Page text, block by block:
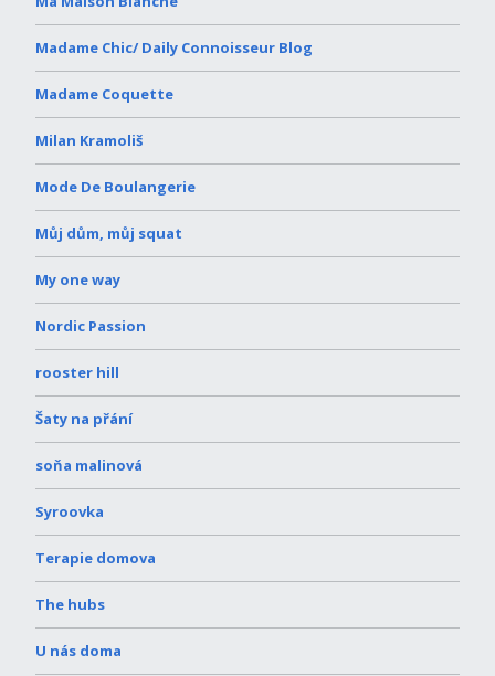
Madame Chic/ Daily Connoisseur Blog
Madame Coquette
Milan Kramoliš
Mode De Boulangerie
Můj dům, můj squat
My one way
Nordic Passion
rooster hill
Šaty na přání
soňa malinová
Syroovka
Terapie domova
The hubs
U nás doma